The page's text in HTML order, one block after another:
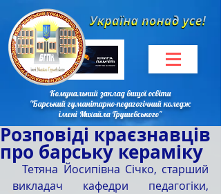
Комунальний заклад вищої освіти
"Барський гуманітарно-педагогічний коледж
імені Михайла Грушевського"
Розповіді краєзнавців
про барську кераміку
  Тетяна Йосипівна Січко, старший
викладач кафедри педагогіки,